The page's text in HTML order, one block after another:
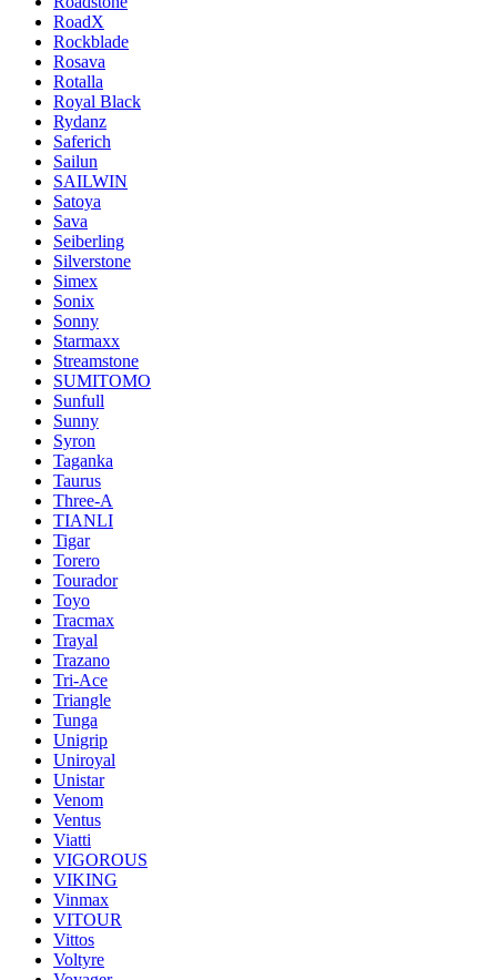
RoadX
Rockblade
Rosava
Rotalla
Royal Black
Rydanz
Saferich
Sailun
SAILWIN
Satoya
Sava
Seiberling
Silverstone
Simex
Sonix
Sonny
Starmaxx
Streamstone
SUMITOMO
Sunfull
Sunny
Syron
Taganka
Taurus
Three-A
TIANLI
Tigar
Torero
Tourador
Toyo
Tracmax
Trayal
Trazano
Tri-Ace
Triangle
Tunga
Unigrip
Uniroyal
Unistar
Venom
Ventus
Viatti
VIGOROUS
VIKING
Vinmax
VITOUR
Vittos
Voltyre